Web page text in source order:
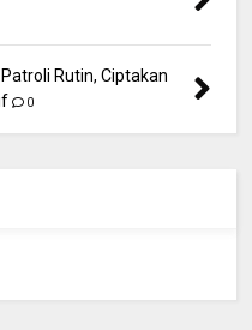
Rutin, Ciptakan
0